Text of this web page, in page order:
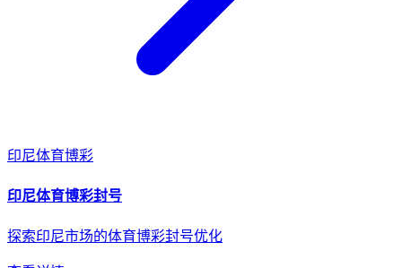
印尼体育博彩
印尼体育博彩封号
探索印尼市场的体育博彩封号优化